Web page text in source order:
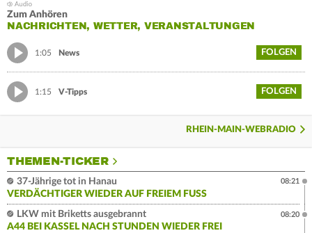
Zum Anhören
NACHRICHTEN, WETTER, VERANSTALTUNGEN
1:05 News FOLGEN
1:15 V-Tipps FOLGEN
RHEIN-MAIN-WEBRADIO
THEMEN-TICKER
37-Jährige tot in Hanau
VERDÄCHTIGER WIEDER AUF FREIEM FUSS
08:21
LKW mit Briketts ausgebrannt
A44 BEI KASSEL NACH STUNDEN WIEDER FREI
08:20